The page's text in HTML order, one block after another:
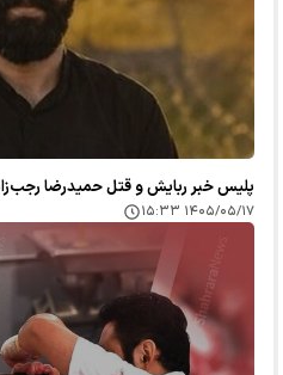
پلیس خبر ربایش و قتل حمیدرضا
۱۴۰۵/۰۵/۱۷ ۱۵:۳۳